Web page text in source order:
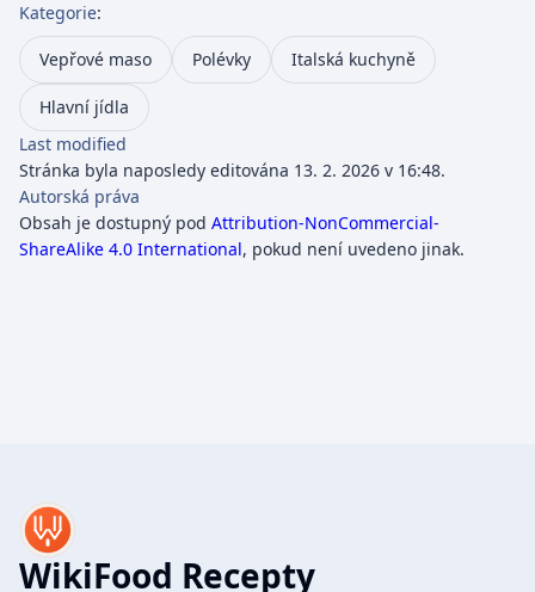
Kategorie:
Vepřové maso Polévky Italská kuchyně
Hlavní jídla
Last modified
Stránka byla naposledy editována 13. 2. 2026 v 16:48.
Autorská práva
Obsah je dostupný pod Attribution-NonCommercial-
ShareAlike 4.0 International, pokud není uvedeno jinak.
WikiFood Recepty